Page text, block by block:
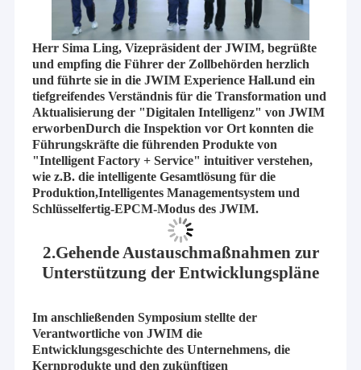
Herr Sima Ling, Vizepräsident der JWIM, begrüßte
und empfing die Führer der Zollbehörden herzlich
und führte sie in die JWIM Experience Hall.und ein
tiefgreifendes Verständnis für die Transformation und
Aktualisierung der "Digitalen Intelligenz" von JWIM
erworbenDurch die Inspektion vor Ort konnten die
Führungskräfte die führenden Produkte von
"Intelligent Factory + Service" intuitiver verstehen,
wie z.B. die intelligente Gesamtlösung für die
Produktion,Intelligentes Managementsystem und
Schlüsselfertig-EPCM-Modus des JWIM.
2.Gehende Austauschmaßnahmen zur
Unterstützung der Entwicklungspläne
Im anschließenden Symposium stellte der
Verantwortliche von JWIM die
Entwicklungsgeschichte des Unternehmens, die
Kernprodukte und den zukünftigen